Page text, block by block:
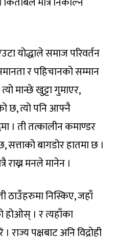
योद्धाले समाज परिवर्तन
र पहिचानको सम्मान
मान्छे खुट्टा गुमाएर,
छ, त्यो पनि आफ्नै
। ती तत्कालीन कमाण्डर
बागडोर हातमा छ ।
राख्न मनले मानेन ।
ठाउँहरुमा निस्किए, जहाँ
होओस् । र त्यहाँका
पक्षबाट अनि विद्रोही